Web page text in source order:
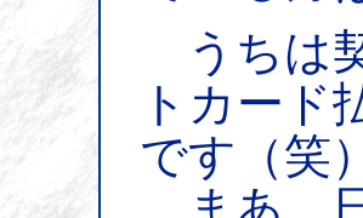
うちは
トカード
です（笑）